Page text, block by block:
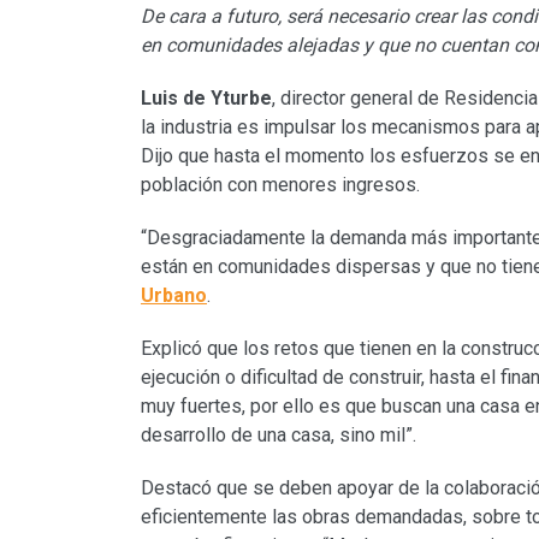
De cara a futuro, será necesario crear las
en comunidades alejadas y que no cuentan
Luis de Yturbe, director general de
la industria es impulsar los mecanismos para
Dijo que hasta el momento los esfuerzos se
población con menores ingresos.
“Desgraciadamente la demanda más
están en comunidades dispersas y que no
Urbano.
Explicó que los retos que tienen en la
ejecución o dificultad de construir, hasta el
muy fuertes, por ello es que buscan una casa
desarrollo de una casa, sino mil”.
Destacó que se deben apoyar de la
eficientemente las obras demandadas, sobre